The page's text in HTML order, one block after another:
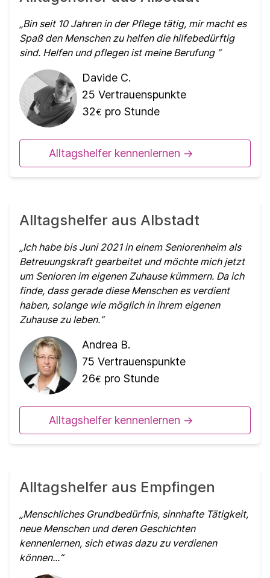
Bin seit 10 Jahren in der Pflege tätig, mir macht es
Spaß den Menschen zu helfen die hilfebedürftig
sind. Helfen und pflegen ist meine Berufung
Davide C.
25 Vertrauenspunkte
32€ pro Stunde
Alltagshelfer kennenlernen ->
Alltagshelfer aus Albstadt
Ich habe bis Juni 2021 in einem Seniorenheim als
Betreuungskraft gearbeitet und möchte mich jetzt
um Senioren im eigenen Zuhause kümmern. Da ich
finde, dass gerade diese Menschen es verdient
haben, solange wie möglich in ihrem eigenen
Zuhause zu leben.
Andrea B.
75 Vertrauenspunkte
26€ pro Stunde
Alltagshelfer kennenlernen ->
Alltagshelfer aus Empfingen
Menschliches Grundbedürfnis, sinnhafte Tätigkeit,
neue Menschen und deren Geschichten
kennenlernen, sich etwas dazu zu verdienen
können...